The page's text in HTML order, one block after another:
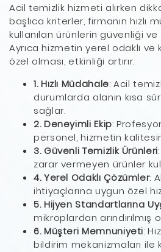
Acil temizlik hizmeti alırken
başlıca kriterler, firmanın hızlı
kullanılan ürünlerin güvenliği
Ayrıca hizmetin yerel odaklı ve
özel olması, etkinliği artırır.
1. Hızlı Müdahale: Acil
durumlarda alanın kısa
sağlar.
2. Deneyimli Ekip:
personel, hizmetin
3. Güvenli Temizlik Ürünleri
zarar vermeyen ürünler
4. Yerel Odaklı Çözümler:
ihtiyaçlarına uygun özel
5. Hijyen Standartlarına
mikroplardan arındırılmış
6. Müşteri Memnuniyeti:
bildirim mekanizmaları ile